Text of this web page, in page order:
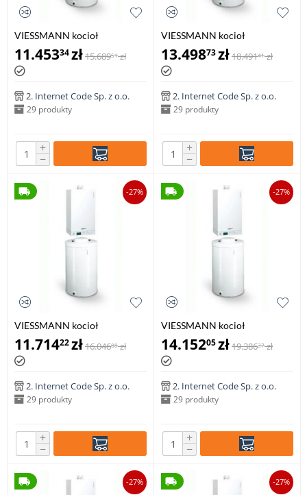
VIESSMANN kocioł
VITODENS 100-W 6,5-19 kW z
zasobnikiem c.w.u VITOCELL
100-W poj. 100 l
11.45334zł15.68951 zł
2. Internet Code Sp. z o.o.
29 produkty
+
−
VIESSMANN kocioł
VITODENS 100-W 6,5-19,0 kW
z zasobnikiem c.w.u VITOCELL
100-W poj. 120 l
13.49873zł18.49141 zł
2. Internet Code Sp. z o.o.
29 produkty
+
−
-27%
VIESSMANN kocioł
VITODENS 100-W 6,5-26,0 kW
z zasobnikiem c.w.u VITOCELL
100-W poj. 100 l
11.71422zł16.04688 zł
2. Internet Code Sp. z o.o.
29 produkty
+
−
-27%
VIESSMANN kocioł
VITODENS 100-W 6,5-26,0 kW
z zasobnikiem c.w.u VITOCELL
100-W poj. 120 l
14.15205zł19.38637 zł
2. Internet Code Sp. z o.o.
29 produkty
+
−
-27% -27%